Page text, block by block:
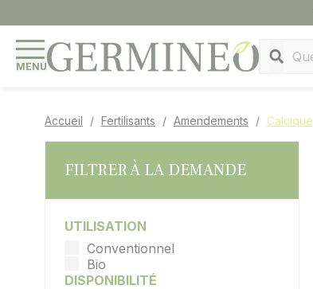
MENU
Accueil Fertilisants Amendements Calcique
FILTRER À LA DEMANDE
UTILISATION
Conventionnel
Bio
DISPONIBILITÉ